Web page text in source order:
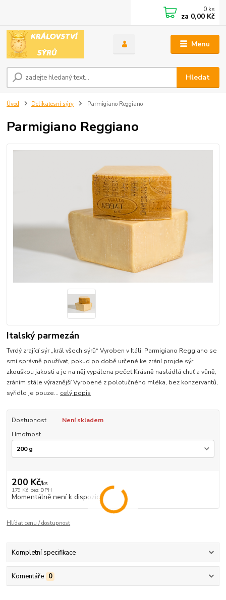
Menu
Hledat
0 ks
za 0,00 Kč
Úvod Delikatesní sýry Parmigiano Reggiano
Parmigiano Reggiano
Italský parmezán
Tvrdý zrající sýr „král všech sýrů“ Vyroben v Itálii Parmigiano Reggiano se
smí správně používat, pokud po době určené ke zrání projde sýr
zkouškou jakosti a je na něj vypálena pečeť Krásně nasládlá chuť a vůně,
zráním stále výraznější Vyrobené z polotučného mléka, bez konzervantů,
syřidlo je pouze... celý popis
Dostupnost
Není skladem
Hmotnost
200 Kč/ks
179 Kč bez DPH
Momentálně není k dispozici
Hlídat cenu / dostupnost
Kompletní specifikace
Komentáře 0